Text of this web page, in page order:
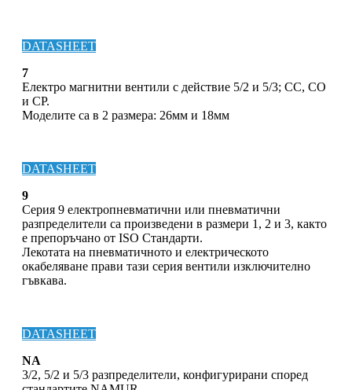
DATASHEET
7
Електро магнитни вентили с действие 5/2 и 5/3; CC, CO
и CP.
Моделите са в 2 размера: 26мм и 18мм
DATASHEET
9
Серия 9 електропневматични или пневматични
разпределители са произведени в размери 1, 2 и 3, както
е препоръчано от ISO Стандарти.
Лекотата на пневматичното и електрическото
окабеляване прави тази серия вентили изключително
гъвкава.
DATASHEET
NA
3/2, 5/2 и 5/3 разпределители, конфигурирани според